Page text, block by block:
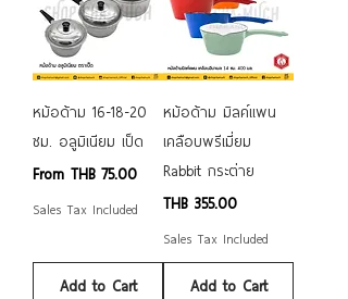
หม้อด้าม 16-18-20
ซม. อลูมิเนียม เป็ด
From THB 75.00
Sale Price
Sales Tax Included
Add to Cart
หม้อด้าม มิลค์แพน
เคลือบพรีเมี่ยม
Rabbit กระต่าย
Price
THB 355.00
Sales Tax Included
Add to Cart